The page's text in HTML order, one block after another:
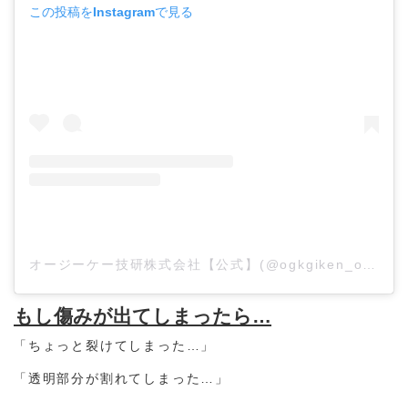
この投稿をInstagramで見る
もし傷みが出てしまったら…
「ちょっと裂けてしまった…」
「透明部分が割れてしまった…」